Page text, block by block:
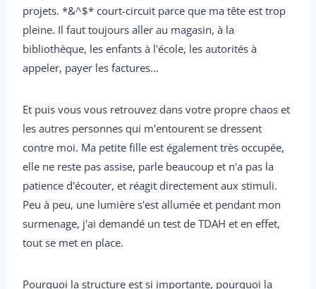
projets. *&^$* court-circuit parce que ma tête est trop
pleine. Il faut toujours aller au magasin, à la
bibliothèque, les enfants à l'école, les autorités à
appeler, payer les factures...
Et puis vous vous retrouvez dans votre propre chaos et
les autres personnes qui m'entourent se dressent
contre moi. Ma petite fille est également très occupée,
elle ne reste pas assise, parle beaucoup et n'a pas la
patience d'écouter, et réagit directement aux stimuli.
Peu à peu, une lumière s'est allumée et pendant mon
surmenage, j'ai demandé un test de TDAH et en effet,
tout se met en place.
Pourquoi la structure est si importante, pourquoi la